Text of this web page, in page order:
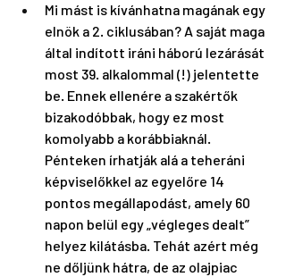
Mi mást is kívánhatna magának egy
elnök a 2. ciklusában? A saját maga
által indított iráni háború lezárását
most 39. alkalommal (!) jelentette
be. Ennek ellenére a szakértők
bizakodóbbak, hogy ez most
komolyabb a korábbiaknál.
Pénteken írhatják alá a teheráni
képviselőkkel az egyelőre 14
pontos megállapodást, amely 60
napon belül egy „végleges dealt”
helyez kilátásba. Tehát azért még
ne dőljünk hátra, de az olajpiac